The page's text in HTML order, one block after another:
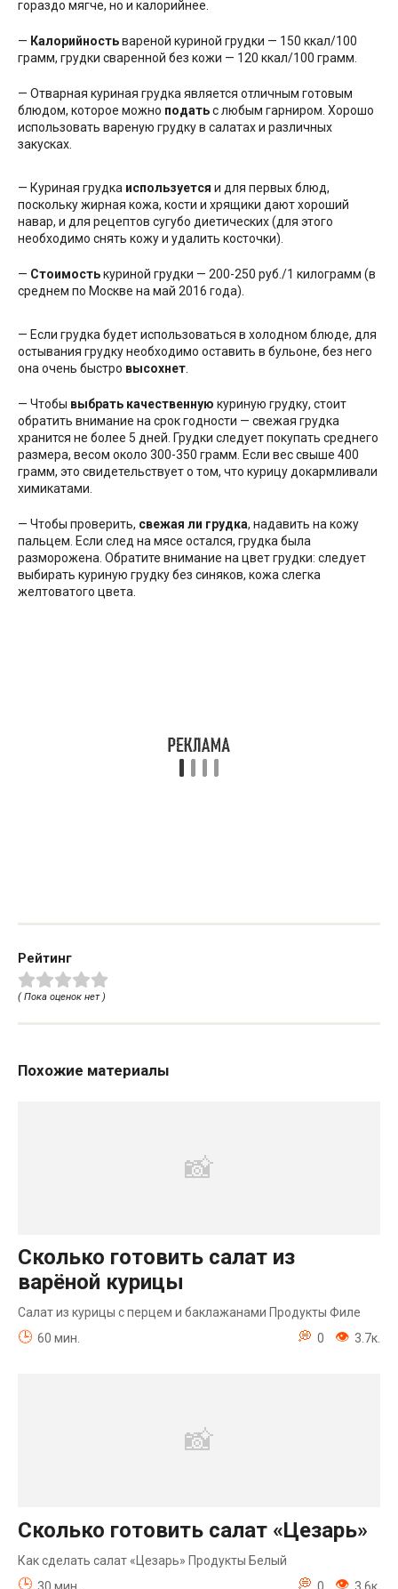
гораздо мягче, но и калорийнее.
— Калорийностьвареной куриной грудки — 150 ккал/100
грамм, грудки сваренной без кожи — 120 ккал/100 грамм.
— Отварная куриная грудка является отличным готовым
блюдом, которое можно податьс любым гарниром. Хорошо
использовать вареную грудку в салатах и различных
закусках.
— Куриная грудка используется и для первых блюд,
поскольку жирная кожа, кости и хрящики дают хороший
навар, и для рецептов сугубо диетических (для этого
необходимо снять кожу и удалить косточки).
— Стоимостькуриной грудки — 200-250 руб./1 килограмм (в
среднем по Москве на май 2016 года).
— Если грудка будет использоваться в холодном блюде, для
остывания грудку необходимо оставить в бульоне, без него
она очень быстро высохнет
— Чтобы выбрать качественную куриную грудку, стоит
обратить внимание на срок годности — свежая грудка
хранится не более 5 дней. Грудки следует покупать среднего
размера, весом около 300-350 грамм. Если вес свыше 400
грамм, это свидетельствует о том, что курицу докармливали
химикатами.
— Чтобы проверить, свежая ли грудка, надавить на кожу
пальцем. Если след на мясе остался, грудка была
разморожена. Обратите внимание на цвет грудки: следует
выбирать куриную грудку без синяков, кожа слегка
желтоватого цвета.
Рейтинг
( Пока оценок нет )
Похожие материалы
Сколько готовить салат из
варёной курицы
Салат из курицы с перцем и баклажанами Продукты Филе
60 мин.
0 3.7к.
Сколько готовить салат «Цезарь»
Как сделать салат «Цезарь» Продукты Белый
30 мин.
0 3.6к.